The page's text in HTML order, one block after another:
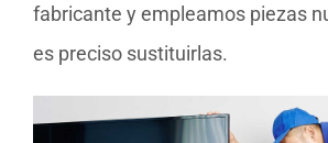
fabricante y empleamos piezas
es preciso sustituirlas.